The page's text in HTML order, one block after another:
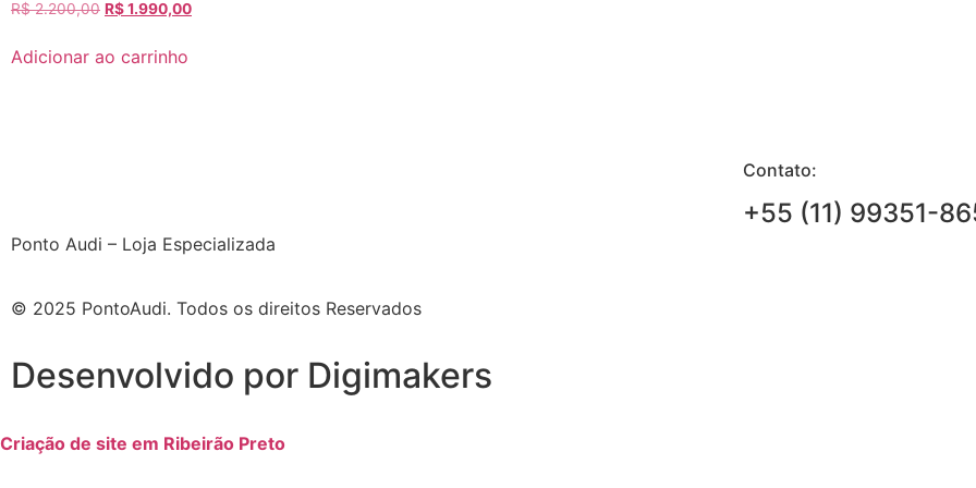
R$2.200,00 R$1.990,00
Adicionar ao carrinho
Ponto Audi – Loja Especializada
Contato:
+55 (11) 99351-
© 2025 PontoAudi. Todos os direitos Reservados
Desenvolvido por Digimakers
Criação de site em Ribeirão Preto